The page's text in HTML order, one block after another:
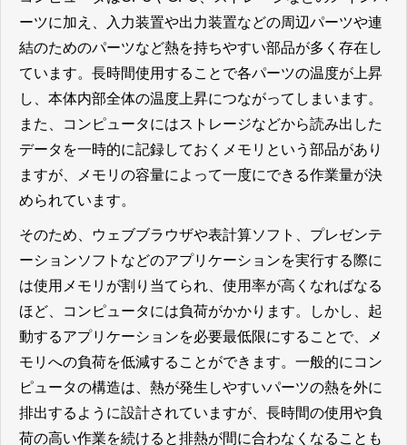
ーツに加え、入力装置や出力装置などの周辺パーツや連
結のためのパーツなど熱を持ちやすい部品が多く存在し
ています。長時間使用することで各パーツの温度が上昇
し、本体内部全体の温度上昇につながってしまいます。
また、コンピュータにはストレージなどから読み出した
データを一時的に記録しておくメモリという部品があり
ますが、メモリの容量によって一度にできる作業量が決
められています。
そのため、ウェブブラウザや表計算ソフト、プレゼンテ
ーションソフトなどのアプリケーションを実行する際に
は使用メモリが割り当てられ、使用率が高くなればなる
ほど、コンピュータには負荷がかかります。しかし、起
動するアプリケーションを必要最低限にすることで、メ
モリへの負荷を低減することができます。一般的にコン
ピュータの構造は、熱が発生しやすいパーツの熱を外に
排出するように設計されていますが、長時間の使用や負
荷の高い作業を続けると排熱が間に合わなくなることも